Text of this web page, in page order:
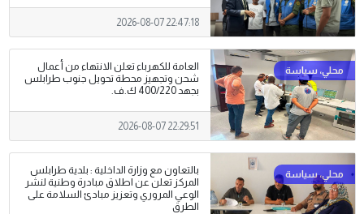
2026-08-07 22:47:18
العامة للكهرباء تعلن الانتهاء من أعمال
شحن وتجهيز محطة تحويل جنوب طرابلس
بجهد 400/220 ك.ف.
2026-08-07 22:29:51
بالتعاون مع وزارة الداخلية : بلدية طرابلس
المركز تعلن عن اطلاق مبادرة وطنية لنشر
الوعي المروري وتعزيز مبادئ السلامة على
الطرق